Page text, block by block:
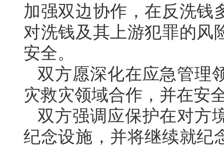
加强双边协作，在反洗钱
对洗钱及其上游犯罪的风
安全。
双方愿深化在应急管理
灾救灾领域合作，并在安
双方强调应保护在对方
纪念设施，并将继续就纪